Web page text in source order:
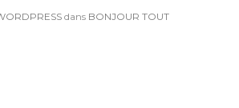
dans BONJOUR TOUT